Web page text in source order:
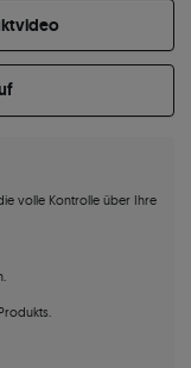
volle Kontrolle über Ihre